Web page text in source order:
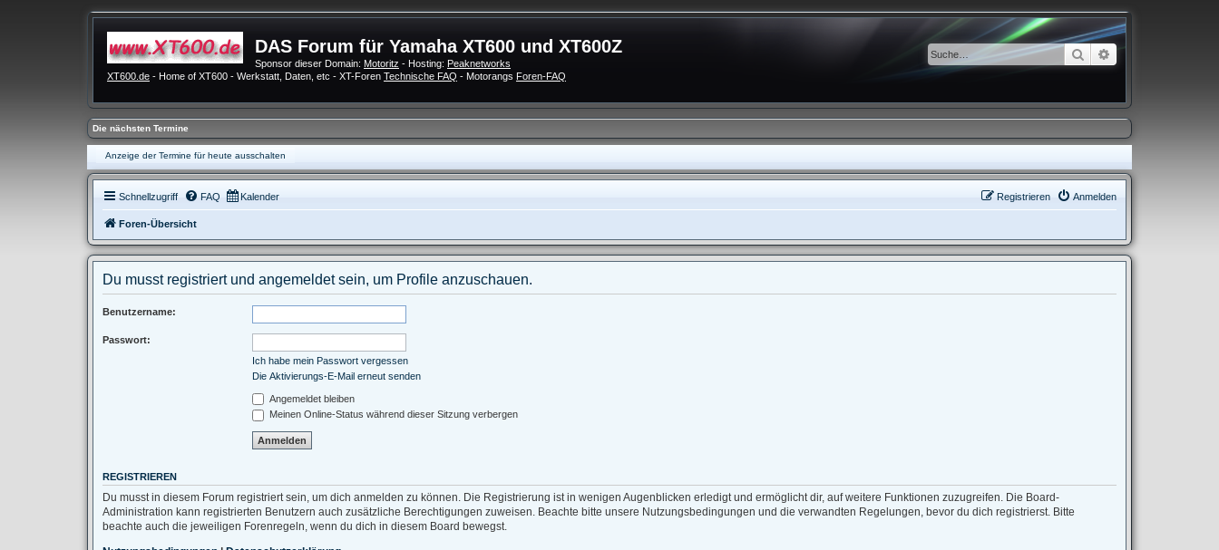
DAS Forum für Yamaha XT600 und XT600Z
Sponsor dieser Domain: Motoritz - Hosting: Peaknetworks
XT600.de - Home of XT600 - Werkstatt, Daten, etc - XT-Foren Technische FAQ - Motorangs Foren-FAQ
Suche Erweiterte Suche
Die nächsten Termine
Anzeige der Termine für heute ausschalten
Schnellzugriff FAQ Kalender Anmelden
Registrieren
Foren-Übersicht
Du musst registriert und angemeldet sein, um Profile anzuschauen.
Benutzername:
Passwort:
Ich habe mein Passwort vergessen
Die Aktivierungs-E-Mail erneut senden
Angemeldet bleiben
Meinen Online-Status während dieser Sitzung verbergen
REGISTRIEREN
Du musst in diesem Forum registriert sein, um dich anmelden zu können. Die Registrierung ist in wenigen Augenblicken erledigt und ermöglicht dir, auf weitere Funktionen zuzugreifen. Die Board-
Administration kann registrierten Benutzern auch zusätzliche Berechtigungen zuweisen. Beachte bitte unsere Nutzungsbedingungen und die verwandten Regelungen, bevor du dich registrierst. Bitte
beachte auch die jeweiligen Forenregeln, wenn du dich in diesem Board bewegst.